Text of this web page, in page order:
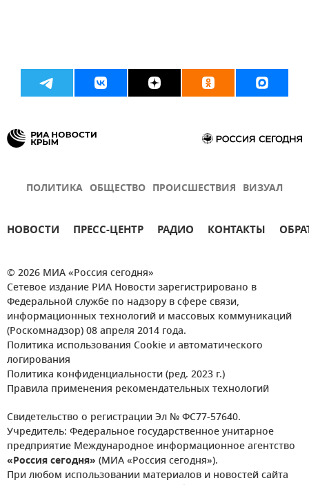
ПОЛИТИКА ОБЩЕСТВО ПРОИСШЕСТВИЯ ВИЗУАЛ
НОВОСТИ ПРЕСС-ЦЕНТР РАДИО КОНТАКТЫ
© 2026 МИА «Россия сегодня»
Сетевое издание РИА Новости зарегистрировано в
Федеральной службе по надзору в сфере связи,
информационных технологий и массовых коммуникаций
(Роскомнадзор) 08 апреля 2014 года.
Политика использования Cookie и автоматического
логирования
Политика конфиденциальности (ред. 2023 г.)
Правила применения рекомендательных технологий
Свидетельство о регистрации Эл № ФС77-57640.
Учредитель: Федеральное государственное унитарное
предприятие Международное информационное агентство
«Россия сегодня» (МИА «Россия сегодня»).
При любом использовании материалов и новостей сайта